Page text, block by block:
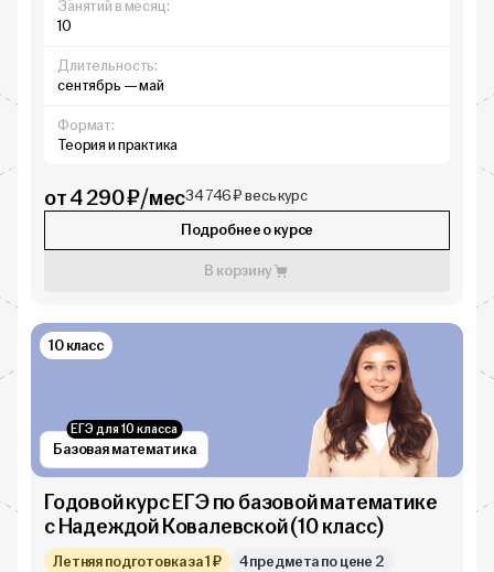
Занятий в месяц:
10
Длительность:
сентябрь — май
Формат:
Теория и практика
от 4 290 ₽/мес34 746 ₽ весь курс
Подробнее о курсе
В корзину
Базовая математика
ЕГЭ для 10 класса
10 класс
Годовой курс ЕГЭ по базовой математике
с Надеждой Ковалевской (10 класс)
Летняя подготовка за 1 ₽ 4 предмета по цене 2